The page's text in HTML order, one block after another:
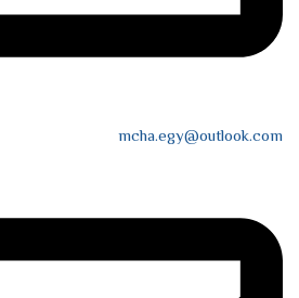
mcha.egy@outlook.com